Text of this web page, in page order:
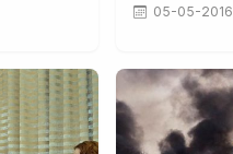
05-05-2016